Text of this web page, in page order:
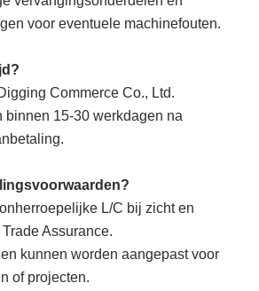
voor eventuele machinefouten.
Commerce Co., Ltd.
binnen 15-30 werkdagen na
L/C bij zicht en
Assurance.
kunnen worden aangepast voor
of projecten.